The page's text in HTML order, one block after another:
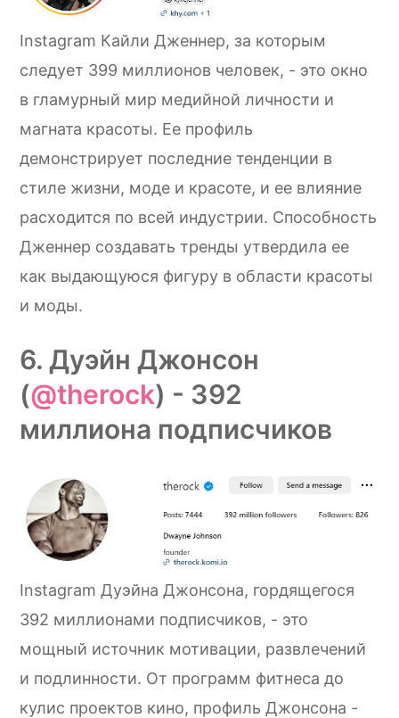
Instagram Кайли Дженнер, за которым
следует 399 миллионов человек, - это окно
в гламурный мир медийной личности и
магната красоты. Ее профиль
демонстрирует последние тенденции в
стиле жизни, моде и красоте, и ее влияние
расходится по всей индустрии. Способность
Дженнер создавать тренды утвердила ее
как выдающуюся фигуру в области красоты
и моды.
6. Дуэйн Джонсон
(@therock) - 392
миллиона подписчиков
Instagram Дуэйна Джонсона, гордящегося
392 миллионами подписчиков, - это
мощный источник мотивации, развлечений
и подлинности. От программ фитнеса до
кулис проектов кино, профиль Джонсона -